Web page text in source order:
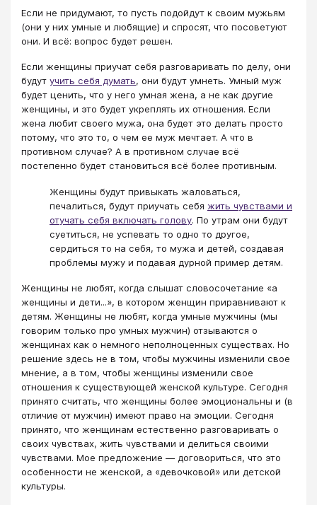
Если не придумают, то пусть подойдут к своим мужьям
(они у них умные и любящие) и спросят, что посоветуют
они. И всё: вопрос будет решен.
Если женщины приучат себя разговаривать по делу, они
будут учить себя думать, они будут умнеть. Умный муж
будет ценить, что у него умная жена, а не как другие
женщины, и это будет укреплять их отношения. Если
жена любит своего мужа, она будет это делать просто
потому, что это то, о чем ее муж мечтает. А что в
противном случае? А в противном случае всё
постепенно будет становиться всё более противным.
Женщины будут привыкать жаловаться,
печалиться, будут приучать себя жить чувствами и
отучать себя включать голову. По утрам они будут
суетиться, не успевать то одно то другое,
сердиться то на себя, то мужа и детей, создавая
проблемы мужу и подавая дурной пример детям.
Женщины не любят, когда слышат словосочетание «а
женщины и дети...», в котором женщин приравнивают к
детям. Женщины не любят, когда умные мужчины (мы
говорим только про умных мужчин) отзываются о
женщинах как о немного неполноценных существах. Но
решение здесь не в том, чтобы мужчины изменили свое
мнение, а в том, чтобы женщины изменили свое
отношения к существующей женской культуре. Сегодня
принято считать, что женщины более эмоциональны и (в
отличие от мужчин) имеют право на эмоции. Сегодня
принято, что женщинам естественно разговаривать о
своих чувствах, жить чувствами и делиться своими
чувствами. Мое предложение — договориться, что это
особенности не женской, а «девочковой» или детской
культуры.